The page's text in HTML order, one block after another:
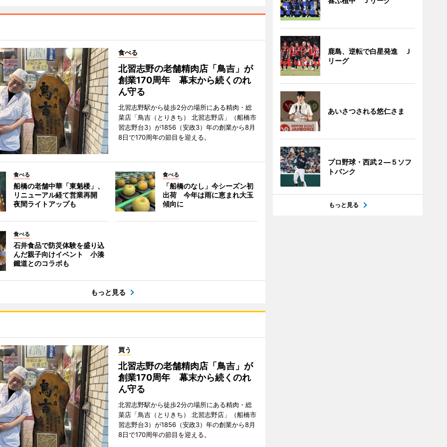
食べる
北習志野の老舗精肉店「鳥吉」が
創業170周年 幕末から続くのれ
ん守る
北習志野駅から徒歩2分の場所にある精肉・総
菜店「鳥吉（とりきち） 北習志野店」（船橋市
習志野台3）が1856（安政3）年の創業から8月
8日で170周年の節目を迎える。
食べる
船橋の老舗中華「東魁楼」、
リニューアル経て営業再開
夜間ライトアップも
食べる
「船橋のなし」今シーズン初
出荷 今年は雨に恵まれ大玉
傾向に
食べる
石井食品で防災体験を盛り込
んだ親子向けイベント 小湊
鐵道とのコラボも
もっと見る
買う
北習志野の老舗精肉店「鳥吉」が
創業170周年 幕末から続くのれ
ん守る
北習志野駅から徒歩2分の場所にある精肉・総
菜店「鳥吉（とりきち） 北習志野店」（船橋市
習志野台3）が1856（安政3）年の創業から8月
8日で170周年の節目を迎える。
鹿島、逆転で白星発進 Ｊ
リーグ
あいさつされる悠仁さま
プロ野球・西武２―５ソフ
トバンク
もっと見る